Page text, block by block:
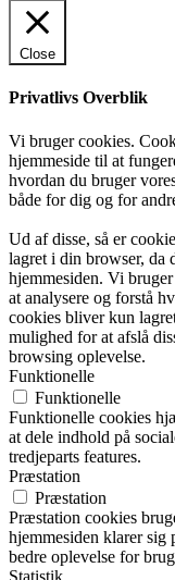
Close
Privatlivs Overblik
Vi bruger cookies.
hjemmeside til at
hvordan du bruger
både for dig og for
Ud af disse, så er
lagret i din browser, da
hjemmesiden. Vi
at analysere og forstå
cookies bliver kun
mulighed for at afslå
browsing oplevelse.
Funktionelle
Funktionelle
Funktionelle cookies
at dele indhold på
tredjeparts features.
Præstation
Præstation
Præstation cookies
hjemmesiden klarer sig
bedre oplevelse for
Statistik